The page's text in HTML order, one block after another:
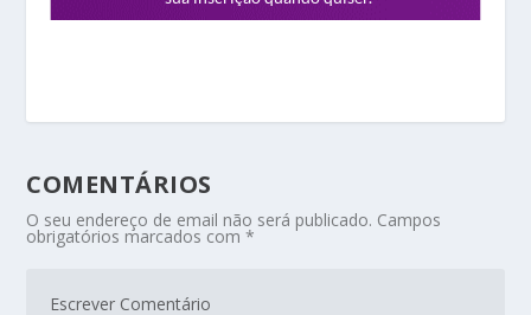
COMENTÁRIOS
O seu endereço de email não será publicado. Campos
obrigatórios marcados com*